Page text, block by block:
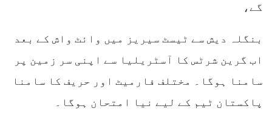
گے،
بنگلہ دیش سے ٹیسٹ سیریز میں وائٹ واش کے بعد
اب گرین شرٹس کا آسٹریلیا سے اپنی سر زمین پر
سامنا ہوگا۔ مختلف فارمیٹ اور حریف کا سامنا
پاکستان ٹیم کے لیے نیا امتحان ہوگا۔